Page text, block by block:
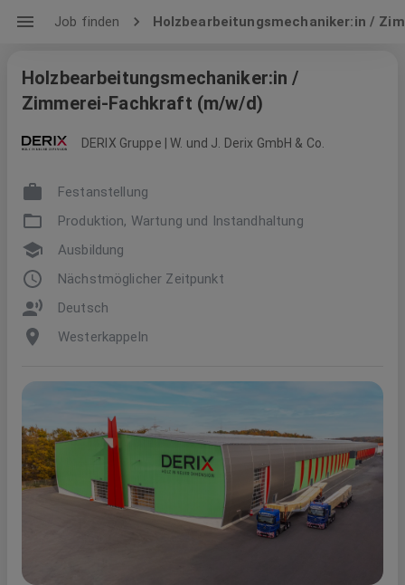
Job finden Holzbearbeitungsmechaniker:in /
Holzbearbeitungsmechaniker:in /
Zimmerei-Fachkraft (m/w/d)
DERIX Gruppe | W. und J. Derix GmbH & Co.
Festanstellung
Produktion, Wartung und Instandhaltung
Ausbildung
Nächstmöglicher Zeitpunkt
Deutsch
Westerkappeln